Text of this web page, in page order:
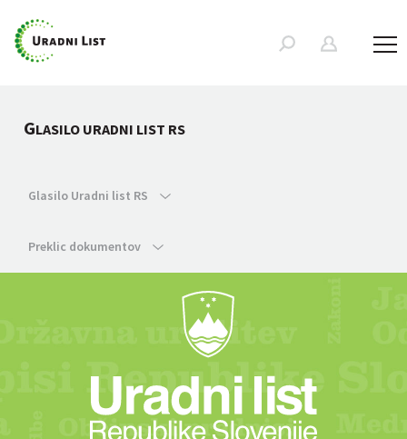
GLASILO URADNI LIST RS
Glasilo Uradni list RS
Preklic dokumentov